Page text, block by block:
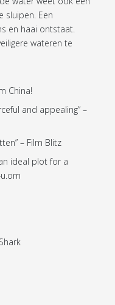
sluipen. Een
en haai ontstaat.
wateren te
China!
and appealing” –
– Film Blitz
ideal plot for a